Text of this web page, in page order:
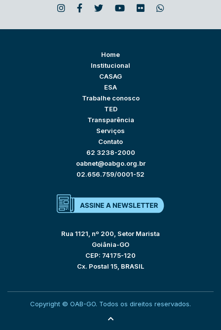
Home
Institucional
CASAG
ESA
Trabalhe conosco
TED
Transparência
Serviços
Contato
62 3238-2000
oabnet@oabgo.org.br
02.656.759/0001-52
Rua 1121, nº 200, Setor Marista
Goiânia-GO
CEP: 74175-120
Cx. Postal 15, BRASIL
Copyright © OAB-GO. Todos os direitos reservados.